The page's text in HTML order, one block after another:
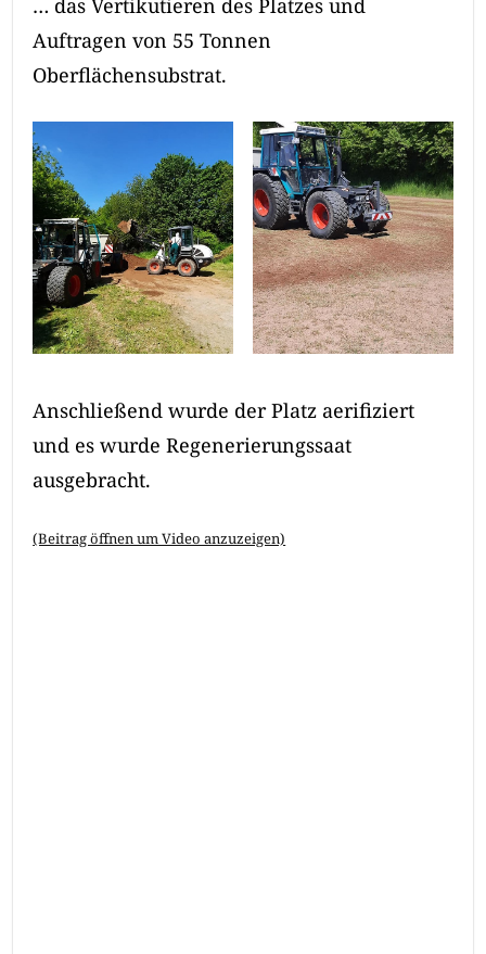
… das Vertikutieren des Platzes und
Auftragen von 55 Tonnen
Oberflächensubstrat.
Anschließend wurde der Platz aerifiziert
und es wurde Regenerierungssaat
ausgebracht.
(Beitrag öffnen um Video anzuzeigen)